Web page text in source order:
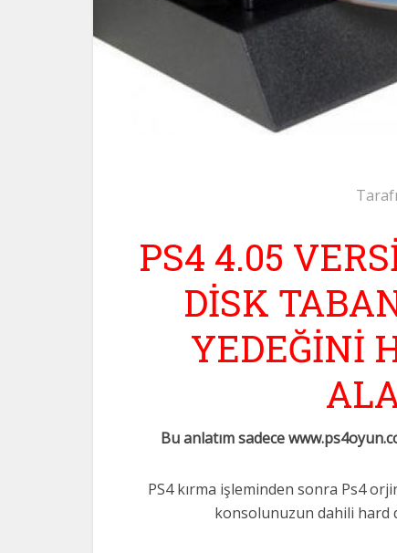
PS4 4.05
DİSK
YEDEĞİNİ
Bu anlatım sadece
PS4 kırma işleminden sonra Ps4
konsolunuzun dahili hard